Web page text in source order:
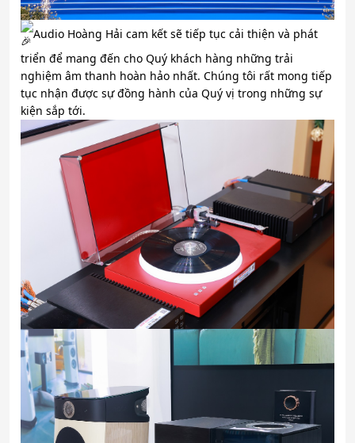
Audio Hoàng Hải cam kết sẽ tiếp tục cải thiện và phát
triển để mang đến cho Quý khách hàng những trải
nghiệm âm thanh hoàn hảo nhất. Chúng tôi rất mong tiếp
tục nhận được sự đồng hành của Quý vị trong những sự
kiện sắp tới.